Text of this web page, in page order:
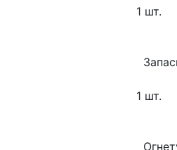
      1 шт.
      1 шт.